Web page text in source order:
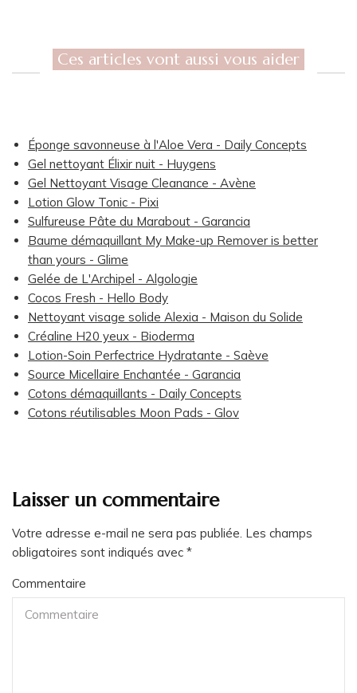
Ces articles vont aussi vous aider
Éponge savonneuse à l'Aloe Vera - Daily Concepts
Gel nettoyant Élixir nuit - Huygens
Gel Nettoyant Visage Cleanance - Avène
Lotion Glow Tonic - Pixi
Sulfureuse Pâte du Marabout - Garancia
Baume démaquillant My Make-up Remover is better
than yours - Glime
Gelée de L'Archipel - Algologie
Cocos Fresh - Hello Body
Nettoyant visage solide Alexia - Maison du Solide
Créaline H20 yeux - Bioderma
Lotion-Soin Perfectrice Hydratante - Saève
Source Micellaire Enchantée - Garancia
Cotons démaquillants - Daily Concepts
Cotons réutilisables Moon Pads - Glov
Laisser un commentaire
Votre adresse e-mail ne sera pas publiée. Les champs
obligatoires sont indiqués avec *
Commentaire